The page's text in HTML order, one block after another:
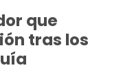
que
tras los